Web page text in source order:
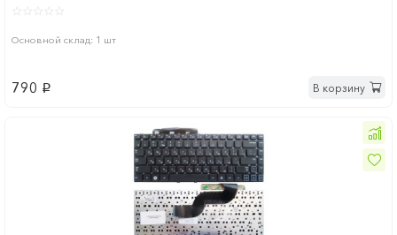
Основной склад: 1 шт
790 p В корзину